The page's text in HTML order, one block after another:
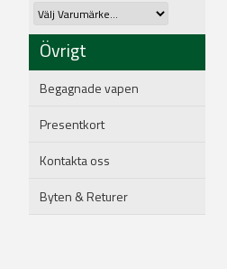
Övrigt
Begagnade vapen
Presentkort
Kontakta oss
Byten & Returer